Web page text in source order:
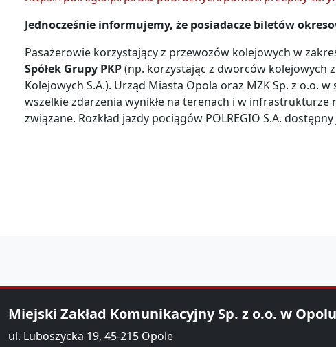
Jednocześnie informujemy, że posiadacze biletów
Pasażerowie korzystający z przewozów kolejowych w
Spółek Grupy PKP(np. korzystając z dworców kolejowych
Kolejowych S.A.). Urząd Miasta Opola oraz MZK Sp. z
wszelkie zdarzenia wynikłe na terenach i w infrastrukturze
związane. Rozkład jazdy pociągów POLREGIO S.A.
Miejski Zakład Komunikacyjny Sp. z o.o. w Opolu
ul. Luboszycka 19, 45-215 Opole